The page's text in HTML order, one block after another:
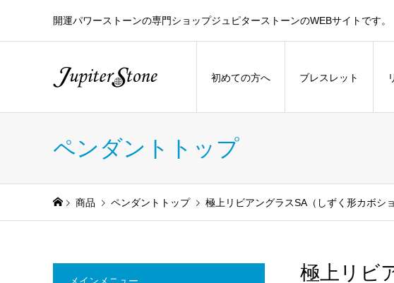
開運パワーストーンの専門ショップジュピターストーンのWEBサイトです。
初めての方へ ブレスレット
ペンダントトップ
商品 ペンダントトップ 極上リビアングラスSA（しずく形カボシ
極上リビ
メインメニュー